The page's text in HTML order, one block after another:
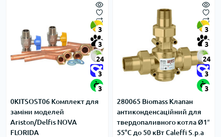
3
3
24
3
3
0KITSOST06 Комплект для
заміни моделей
Ariston/Delfis NOVA
FLORIDA
3
3
24
3
3
280065 Biomass Клапан
антиконденсаційний для
твердопаливного котла Ø1″
55°C до 50 кВт Caleffi S.p.a